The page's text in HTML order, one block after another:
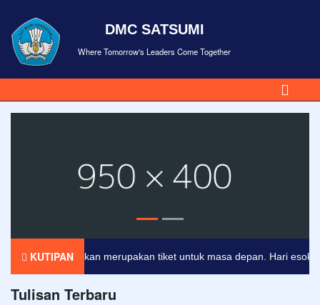
DMC SATSUMI
Where Tomorrow's Leaders Come Together
KUTIPAN
Pendidikan merupakan tiket untuk masa depan. Hari esok
Tulisan Terbaru